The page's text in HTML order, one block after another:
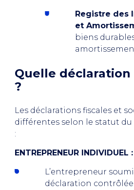
Registre des
et
biens
Quelle déclaration
?
Les déclarations fiscales et
différentes selon le statut du
:
ENTREPRENEUR INDIVIDUEL :
L’entrepreneur
déclaration